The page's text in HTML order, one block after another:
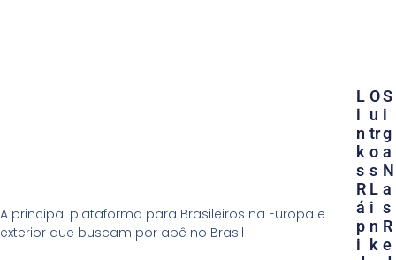
A principal plataforma para Brasileiros na Europa e
exterior que buscam por apê no Brasil
O
U
Tr
O
S
L
I
N
K
L
I
N
K
S
R
Á
P
I
S
I
G
A
N
A
S
R
E